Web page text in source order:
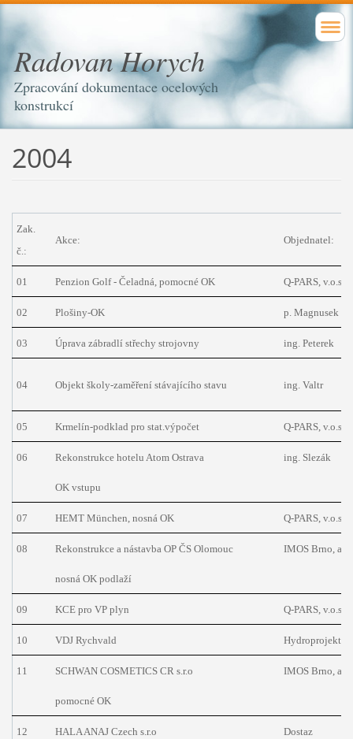
Radovan Horych
Zpracování dokumentace ocelových
konstrukcí
2004
Zak.
č.:
Akce: Objednatel:
01 Penzion Golf - Čeladná, pomocné OK Q-PARS, v.o.s.
02 Plošiny-OK p. Magnusek
03 Úprava zábradlí střechy strojovny ing. Peterek
04 Objekt školy-zaměření stávajícího stavu ing. Valtr
05 Krmelín-podklad pro stat.výpočet Q-PARS, v.o.s.
06 Rekonstrukce hotelu Atom Ostrava ing. Slezák
OK vstupu
07 HEMT München, nosná OK Q-PARS, v.o.s.
08 Rekonstrukce a nástavba OP ČS Olomouc IMOS Brno, a.s.
nosná OK podlaží
09 KCE pro VP plyn Q-PARS, v.o.s.
10 VDJ Rychvald Hydroprojekt,
11 SCHWAN COSMETICS CR s.r.o IMOS Brno, a.s.
pomocné OK
12 HALA ANAJ Czech s.r.o Dostaz